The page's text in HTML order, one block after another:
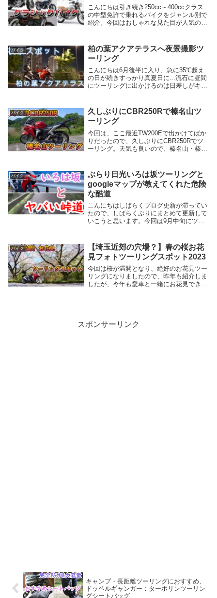
こんにちは引き続き250cc～400ccクラス
の中型免許で乗れるバイクをジャンル別で
紹介。今回はおしゃれな見た目が人気のク
クラシック・オールドルックに興味を持っ
てい...
バイク
柏の葉アクアテラスへ夜景撮影ツ
ーリング
こんにちは6月後半に入り、急に35℃超え
の日が続きすっかり真夏日に...流石に昼間
にツーリングに出かけるのは日差しがキツ
テラスまで夜景撮影してきましたので、紹
介して...
バイク
久しぶりにCBR250Rで榛名山ツ
ーリング
今回は、ここ最近TW200Eで出かけてばか
りだったので、久しぶりにCBR250Rでツ
ーリング。天気も良いので、榛名山・榛名
峠の記事については、過去のブログでも紹
介し...
バイク
ぶらり日光いろは坂ツーリングと
googleマップが教えてくれた危険
な酷道
こんにちはしばらくブログ更新が滞ってい
たので、しばらくぶりにまとめて更新して
いこうと思います。今回は9月中旬にツー
道、「栃木県道277号」についてお話して
いこう...
バイク
【埼玉近郊の穴場？】春の桜お花
見フォトツーリングスポット2023
今回は桜が満開となり、絶好のお花見ツー
リングになりましたので、昨年も紹介しま
したが、今年も愛車と一緒にお花見できる
スポンサーリンク
キャンプ・長距離ツーリングにおすすめ、
ドッペルギャンガー：ターポリンツーリン
グシートバッグ